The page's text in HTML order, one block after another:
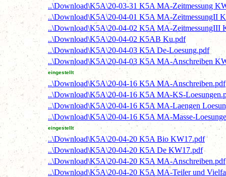
..\Download\K5A\20-03-31 K5A MA-Zeitmessung
..\Download\K5A\20-04-01 K5A MA-ZeitmessungII
..\Download\K5A\20-04-02 K5A MA-ZeitmessungIII
..\Download\K5A\20-04-02 K5AB Ku.pdf
..\Download\K5A\20-04-03 K5A De-Loesung.pdf
..\Download\K5A\20-04-03 K5A MA-Anschreiben
eingestellt
..\Download\K5A\20-04-16 K5A MA-Anschreiben.pdf
..\Download\K5A\20-04-16 K5A MA-KS-
..\Download\K5A\20-04-16 K5A MA-Laengen
..\Download\K5A\20-04-16 K5A MA-Masse-
eingestellt
..\Download\K5A\20-04-20 K5A Bio KW17.pdf
..\Download\K5A\20-04-20 K5A De KW17.pdf
..\Download\K5A\20-04-20 K5A MA-Anschreiben.pdf
..\Download\K5A\20-04-20 K5A MA-Teiler und